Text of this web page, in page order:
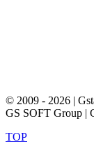
© 2009 - 2026 |
GS SOFT Group |
TOP